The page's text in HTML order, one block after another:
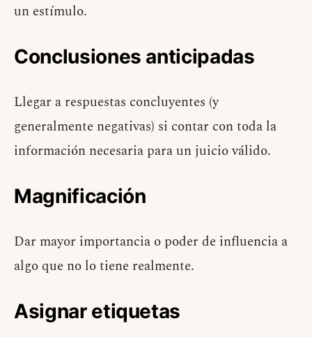
un estímulo.
Conclusiones anticipadas
Llegar a respuestas concluyentes (y
generalmente negativas) si contar con toda la
información necesaria para un juicio válido.
Magnificación
Dar mayor importancia o poder de influencia a
algo que no lo tiene realmente.
Asignar etiquetas